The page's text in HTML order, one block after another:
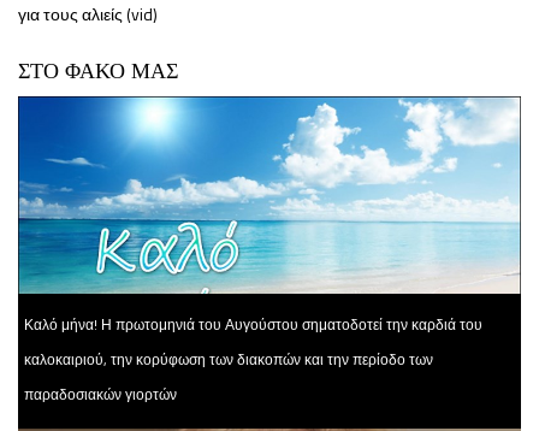
για τους αλιείς (vid)
ΣΤΟ ΦΑΚΟ ΜΑΣ
Καλό μήνα! Η πρωτομηνιά του Αυγούστου σηματοδοτεί την καρδιά του
καλοκαιριού, την κορύφωση των διακοπών και την περίοδο των
παραδοσιακών γιορτών